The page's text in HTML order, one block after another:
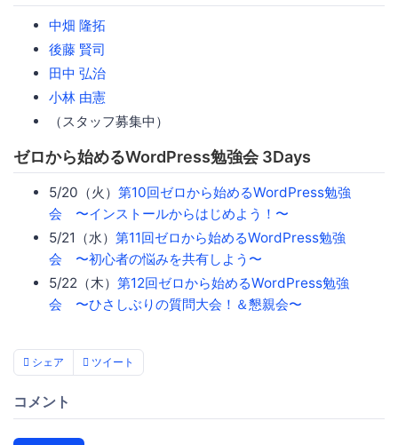
中畑 隆拓
後藤 賢司
田中 弘治
小林 由憲
（スタッフ募集中）
ゼロから始めるWordPress勉強会 3Days
5/20（火） 第10回ゼロから始めるWordPress勉強
会 〜インストールからはじめよう！〜
5/21（水） 第11回ゼロから始めるWordPress勉強
会 〜初心者の悩みを共有しよう〜
5/22（木） 第12回ゼロから始めるWordPress勉強
会 〜ひさしぶりの質問大会！＆懇親会〜
シェア ツイート
コメント